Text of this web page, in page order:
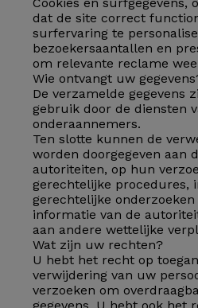
dat de site correct
surfervaring te
bezoekersaantallen en
om relevante reclame
Wie ontvangt uw
De verzamelde gegevens
gebruik door de diensten
onderaannemers.
Ten slotte kunnen de
worden doorgegeven aan
autoriteiten, op hun
gerechtelijke procedures,
gerechtelijke
informatie van de
aan andere wettelijke
Wat zijn uw rechten?
U hebt het recht op
verwijdering van uw
verzoeken om